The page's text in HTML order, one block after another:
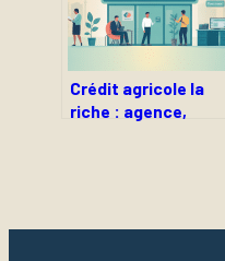
Crédit agricole la
riche : agence,